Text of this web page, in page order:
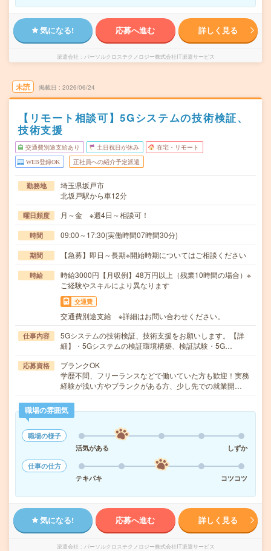
気になる! 応募へ進む 詳しく見る
派遣会社 パーソルクロステクノロジー株式会社IT派遣サービス
未読 掲載日 2026/06/24
【リモート相談可】5Gシステムの技術検証、
技術支援
交通費別途支給あり 土日祝日が休み 在宅・リモート
WEB登録OK 正社員への紹介予定派遣
勤務地
埼玉県坂戸市
北坂戸駅から車12分
曜日頻度 月～金 ※週4日～相談可！
時間 09:00～17:30(実働時間07時間30分)
期間 【急募】即日～長期※開始時期についてはご相談ください
時給
時給3000円【月収例】48万円以上（残業10時間の場合）※
ご経験やスキルにより異なります
交通費
交通費別途支給 ※詳細はお問い合わせください。
仕事内容
5Gシステムの技術検証、技術支援をお願いします。【詳
細】・5Gシステムの検証環境構築、検証試験・5G…
応募資格
ブランクOK
学歴不問、フリーランスなどで働いていた方も歓迎！実務
経験が浅い方やブランクがある方、少し先での就業開…
職場の雰囲気
職場の様子
活気がある
しずか
仕事の仕方
テキパキ
コツコツ
気になる! 応募へ進む 詳しく見る
派遣会社 パーソルクロステクノロジー株式会社IT派遣サービス